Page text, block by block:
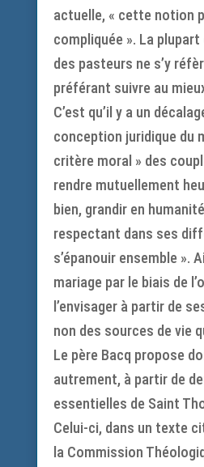
actuelle, « cette notion
compliquée ». La
des pasteurs ne s’y
préférant suivre au
C’est qu’il y a un
conception juridique du
critère moral » des
rendre mutuellement
bien, grandir en
respectant dans ses
s’épanouir ensemble ».
mariage par le biais de
l’envisager à partir de
non des sources de vie
Le père Bacq propose
autrement, à partir de
essentielles de Saint
Celui-ci, dans un texte
la Commission